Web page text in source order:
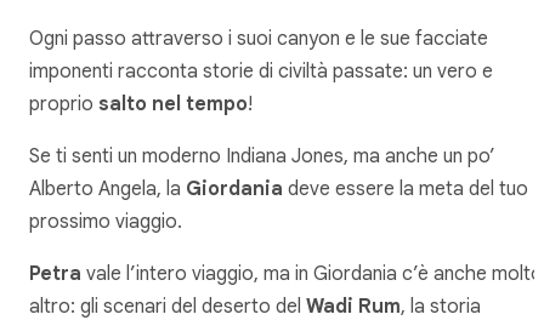
Ogni passo attraverso i suoi canyon e le sue facciate
imponenti racconta storie di civiltà passate: un vero e
proprio salto nel tempo!
Se ti senti un moderno Indiana Jones, ma anche un po’
Alberto Angela, la Giordania deve essere la meta del tuo
prossimo viaggio.
Petra vale l’intero viaggio, ma in Giordania c’è anche molto
altro: gli scenari del deserto del Wadi Rum, la storia